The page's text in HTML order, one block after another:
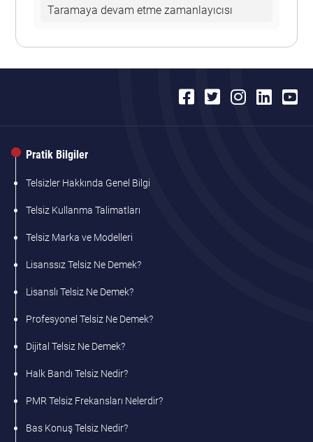
Taramaya devam etme zamanlayıcısı
Pratik Bilgiler
Telsizler Hakkında Genel Bilgi
Telsiz Kullanma Talimatları
Telsiz Marka ve Modelleri
Lisanssız Telsiz Ne Demek?
Lisanslı Telsiz Ne Demek?
Profesyonel Telsiz Ne Demek?
Dijital Telsiz Ne Demek?
Halk Bandı Telsiz Nedir?
PMR Telsiz Frekansları Nelerdir?
Bas Konuş Telsiz Nedir?